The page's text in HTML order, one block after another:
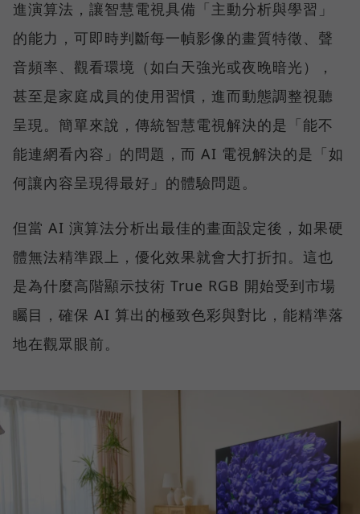
進演算法，讓智慧電視具備「主動分析與學習」
的能力，可即時判斷每一幀影像的畫質特徵、聲
音頻率、觀看環境（如白天強光或夜晚暗光），
甚至是家庭成員的使用習慣，進而動態調整視聽
呈現。簡單來說，傳統智慧電視解決的是「能不
能連網看內容」的問題，而 AI 電視解決的是「如
何讓內容呈現得最好」的體驗問題。
但當 AI 演算法分析出最佳的畫面設定後，如果硬
體無法精準跟上，優化效果就會大打折扣。這也
是為什麼高階顯示技術 True RGB 開始受到市場
矚目，確保 AI 算出的極致色彩與對比，能精準落
地在觀眾眼前。